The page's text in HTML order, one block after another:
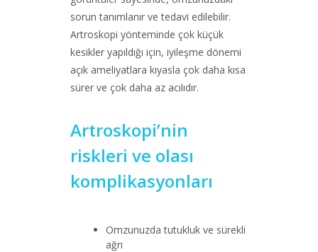
sorun tanımlanır ve tedavi edilebilir.
Artroskopi yönteminde çok küçük
kesikler yapıldığı için, iyileşme dönemi
açık ameliyatlara kıyasla çok daha kısa
sürer ve çok daha az acılıdır.
Artroskopi’nin
riskleri ve olası
komplikasyonları
Omzunuzda tutukluk ve sürekli
ağrı